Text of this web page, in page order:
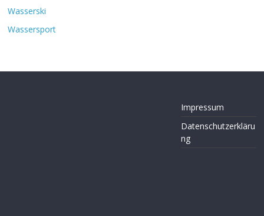
Wasserski
Wassersport
Impressum
Datenschutzerkläru
ng